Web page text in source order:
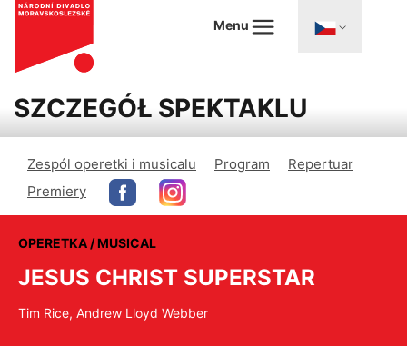
Menu
SZCZEGÓŁ SPEKTAKLU
Zespól operetki i musicalu Program
Repertuar
Premiery
OPERETKA / MUSICAL
JESUS CHRIST SUPERSTAR
Tim Rice, Andrew Lloyd Webber